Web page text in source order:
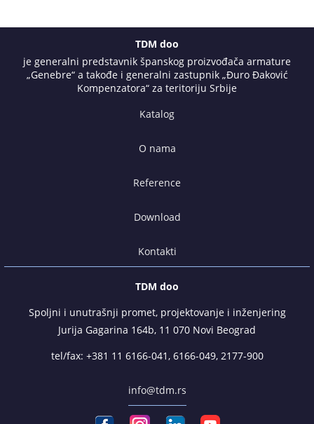
TDM doo
je generalni predstavnik španskog proizvođača armature
„Genebre“ a takođe i generalni zastupnik „Đuro Đaković
Kompenzatora“ za teritoriju Srbije
Katalog
O nama
Reference
Download
Kontakti
TDM doo
Spoljni i unutrašnji promet, projektovanje i inženjering
Jurija Gagarina 164b, 11 070 Novi Beograd
tel/fax: +381 11 6166-041 , 6166-049, 2177-900
info@tdm.rs